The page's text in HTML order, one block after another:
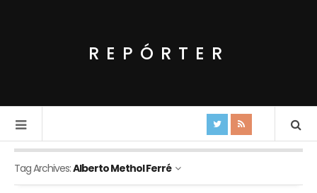
REPÓRTER
Tag Archives:Alberto Methol Ferré